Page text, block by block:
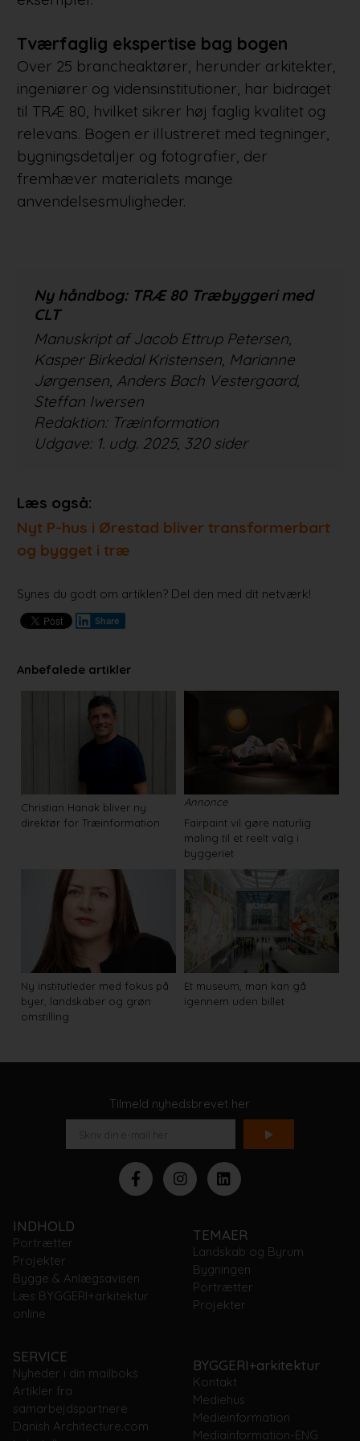
Tværfaglig ekspertise bag bogen
Over 25 brancheaktører, herunder arkitekter,
ingeniører og vidensinstitutioner, har bidraget
til TRÆ 80, hvilket sikrer høj faglig kvalitet og
relevans. Bogen er illustreret med tegninger,
bygningsdetaljer og fotografier, der
fremhæver materialets mange
anvendelsesmuligheder.
Ny håndbog: TRÆ 80 Træbyggeri med
CLT
Manuskript af Jacob Ettrup Petersen,
Kasper Birkedal Kristensen, Marianne
Jørgensen, Anders Bach Vestergaard,
Steffan Iwersen
Redaktion: Træinformation
Udgave: 1. udg. 2025, 320 sider
Læs også:
Nyt P-hus i Ørestad bliver transformerbart
og bygget i træ
Synes du godt om artiklen? Del den med dit netværk!
Share
Anbefalede artikler
Christian Hanak bliver ny
direktør for Træinformation
Annonce
Fairpaint vil gøre naturlig
maling til et reelt valg i
byggeriet
Ny institutleder med fokus på
byer, landskaber og grøn
omstilling
Et museum, man kan gå
igennem uden billet
Tilmeld nyhedsbrevet her
INDHOLD
Portrætter
Projekter
Bygge & Anlægsavisen
Læs BYGGERI+arkitektur
online
TEMAER
Landskab og Byrum
Bygningen
Portrætter
Projekter
SERVICE
Nyheder i din mailboks
Artikler fra
samarbejdspartnere
Danish Architecture.com
BYGGERI+arkitektur
Kontakt
Mediehus
Medieinformation
Mediainformation-ENG